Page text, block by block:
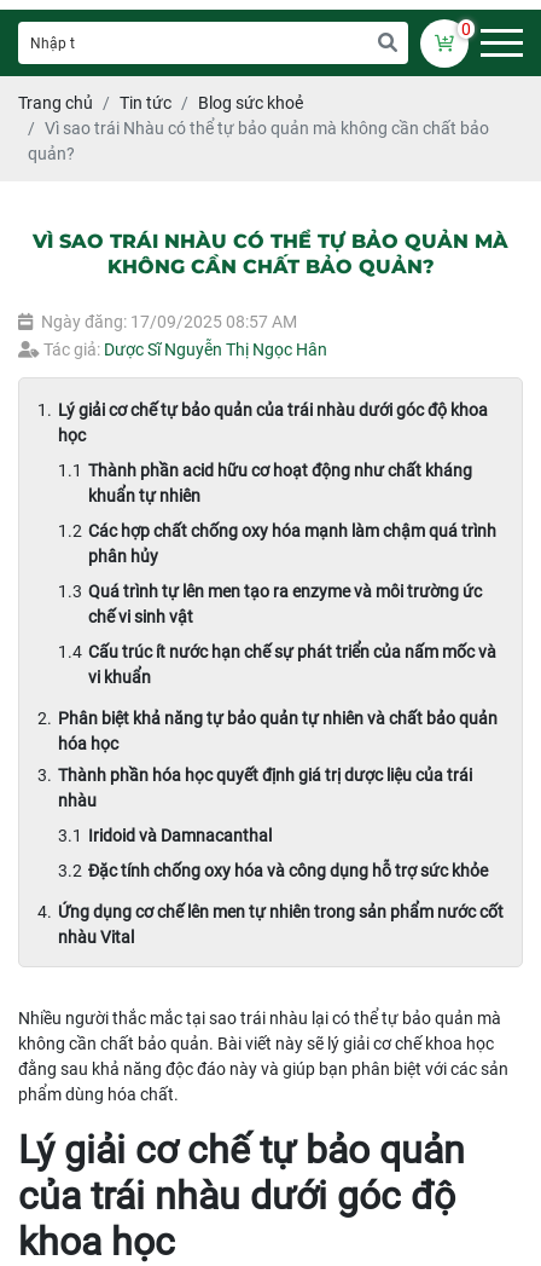
0
Trang chủ Tin tức
Blog sức khoẻ
Vì sao trái Nhàu có thể tự bảo quản mà không cần chất bảo
quản?
VÌ SAO TRÁI NHÀU CÓ THỂ TỰ BẢO QUẢN MÀ
KHÔNG CẦN CHẤT BẢO QUẢN?
Ngày đăng: 17/09/2025 08:57 AM
Tác giả: Dược Sĩ Nguyễn Thị Ngọc Hân
Lý giải cơ chế tự bảo quản của trái nhàu dưới góc độ khoa
học
Thành phần acid hữu cơ hoạt động như chất kháng
khuẩn tự nhiên
Các hợp chất chống oxy hóa mạnh làm chậm quá trình
phân hủy
Quá trình tự lên men tạo ra enzyme và môi trường ức
chế vi sinh vật
Cấu trúc ít nước hạn chế sự phát triển của nấm mốc và
vi khuẩn
Phân biệt khả năng tự bảo quản tự nhiên và chất bảo quản
hóa học
Thành phần hóa học quyết định giá trị dược liệu của trái
nhàu
Iridoid và Damnacanthal
Đặc tính chống oxy hóa và công dụng hỗ trợ sức khỏe
Ứng dụng cơ chế lên men tự nhiên trong sản phẩm nước cốt
nhàu Vital
Nhiều người thắc mắc tại sao trái nhàu lại có thể tự bảo quản mà
không cần chất bảo quản. Bài viết này sẽ lý giải cơ chế khoa học
đằng sau khả năng độc đáo này và giúp bạn phân biệt với các sản
phẩm dùng hóa chất.
Lý giải cơ chế tự bảo quản
của trái nhàu dưới góc độ
khoa học